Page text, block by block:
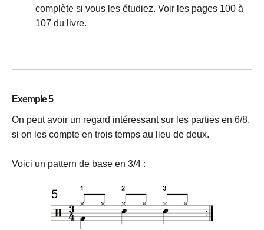
complète si vous les étudiez. Voir les pages 100 à
107 du livre.
Exemple 5
On peut avoir un regard intéressant sur les parties en 6/8,
si on les compte en trois temps au lieu de deux.
Voici un pattern de base en 3/4 :